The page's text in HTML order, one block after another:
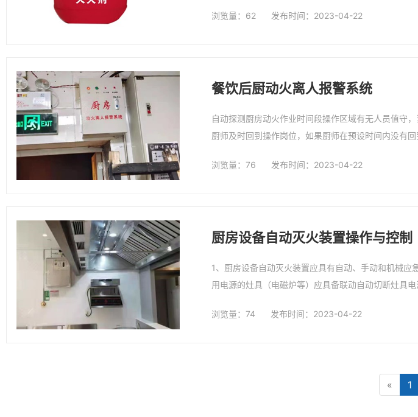
浏览量：62 发布时间：2023-04-22
餐饮后厨动火离人报警系统
自动探测厨房动火作业时间段操作区域有无人员值守
厨师及时回到操作岗位，如果厨师在预设时间内没有
浏览量：76
发布时间：2023-04-22
厨房设备自动灭火装置操作与控制
1、厨房设备自动灭火装置应具有自动、手动和机械
用电源的灶具（电磁炉等）应具备联动自动切断灶具
浏览量：74
发布时间：2023-04-22
« 1